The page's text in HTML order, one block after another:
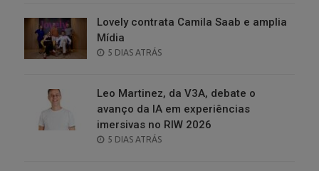
Lovely contrata Camila Saab e amplia
Mídia
POSTED
5 DIAS ATRÁS
Leo Martinez, da V3A, debate o
avanço da IA em experiências
imersivas no RIW 2026
POSTED
5 DIAS ATRÁS